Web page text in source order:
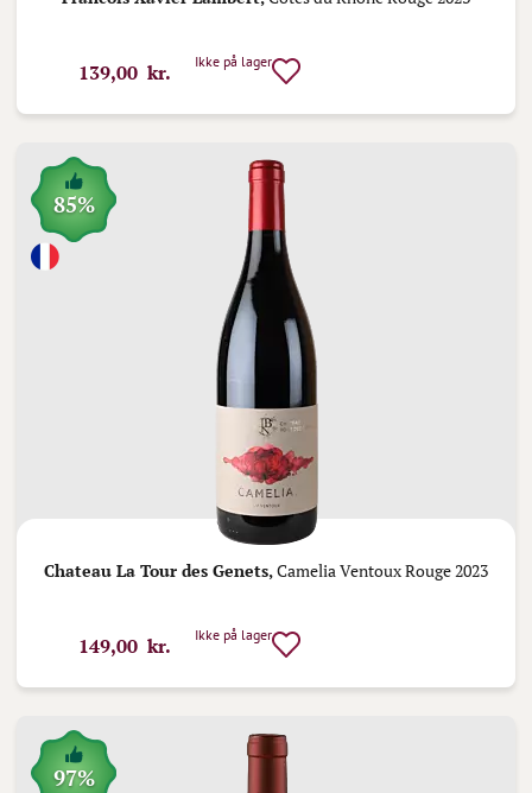
139,00 kr. Ikke på lager
85%
Chateau La Tour des Genets, Camelia Ventoux Rouge 2023
149,00 kr. Ikke på lager
97%